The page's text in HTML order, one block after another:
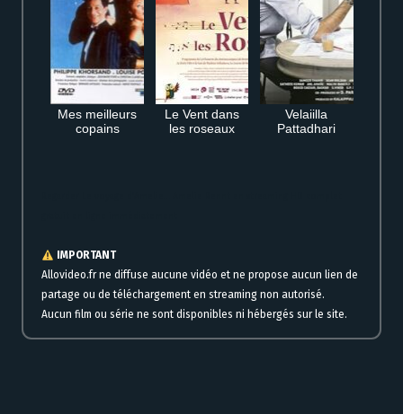
Mes meilleurs
copains
Le Vent dans
les roseaux
Velaiilla
Pattadhari
IMPORTANT
Allovideo.fr ne diffuse aucune vidéo et ne propose aucun lien de
partage ou de téléchargement en streaming non autorisé.
Aucun film ou série ne sont disponibles ni hébergés sur le site.